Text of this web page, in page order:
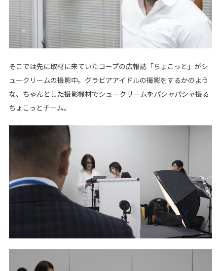
そこでは先に取材に来ていたコープの広報誌「ちょこっと」がシ
ュークリームの撮影中。グラビアアイドルの撮影をするかのよう
な、ちゃんとした撮影機材でシュークリームをパシャパシャ撮る
ちょこっとチーム。